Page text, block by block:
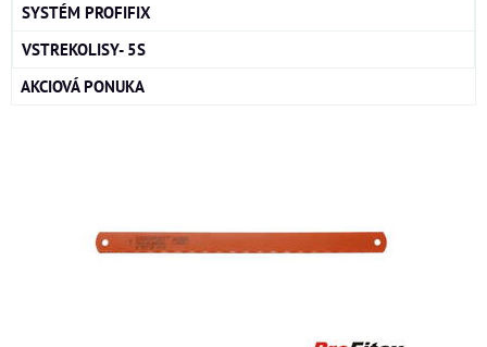
SYSTÉM PROFIFIX
VSTREKOLISY- 5S
AKCIOVÁ PONUKA